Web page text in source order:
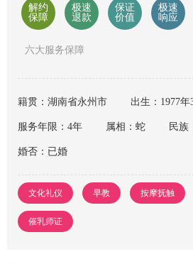
解约
保障
极速
退款
保证
价值
极速
响应
六大服务保障
籍贯：湖南省永州市 出生：1977年
服务年限：4年 属相：蛇 民族
婚否：已婚
文化礼仪 早教 按摩抚触
催乳师证